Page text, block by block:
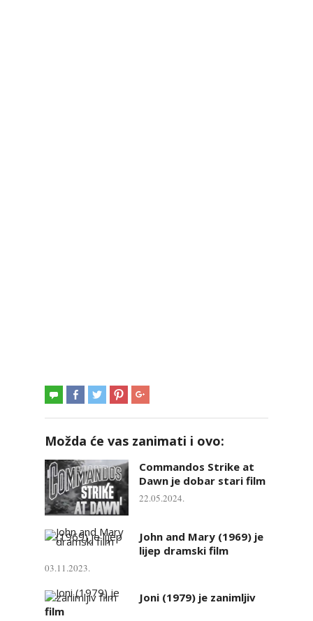
Možda će vas zanimati i ovo:
Commandos Strike at
Dawn je dobar stari film
22.05.2024.
John and Mary (1969) je
lijep dramski film
03.11.2023.
Joni (1979) je zanimljiv
film